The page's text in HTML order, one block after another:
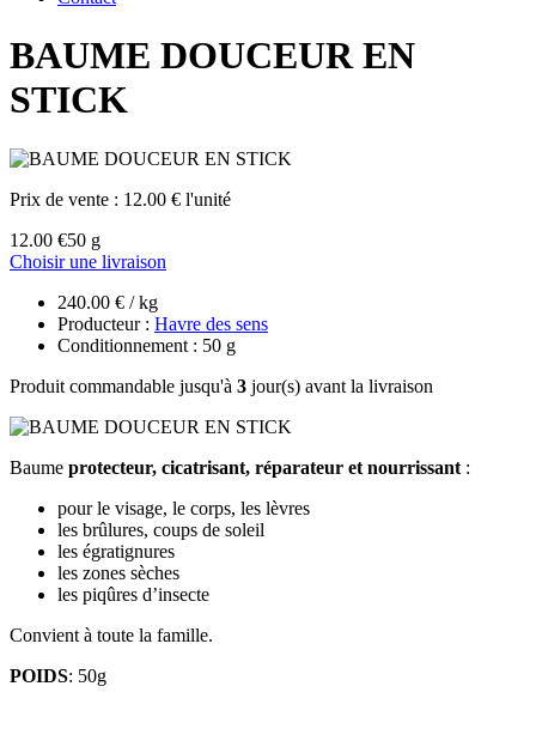
BAUME DOUCEUR EN
STICK
Prix de vente : 12.00 € l'unité
12.00 €50 g
Choisir une livraison
240.00 € / kg
Producteur : Havre des sens
Conditionnement : 50 g
Produit commandable jusqu'à 3 jour(s) avant la livraison
Baume protecteur, cicatrisant, réparateur et nourrissant :
pour le visage, le corps, les lèvres
les brûlures, coups de soleil
les égratignures
les zones sèches
les piqûres d’insecte
Convient à toute la famille.
POIDS: 50g